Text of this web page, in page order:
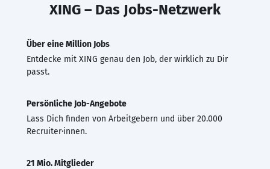
XING – Das Jobs-Netzwerk
Über eine Million Jobs
Entdecke mit XING genau den Job, der wirklich zu Dir
passt.
Persönliche Job-Angebote
Lass Dich finden von Arbeitgebern und über 20.000
Recruiter·innen.
21 Mio. Mitglieder